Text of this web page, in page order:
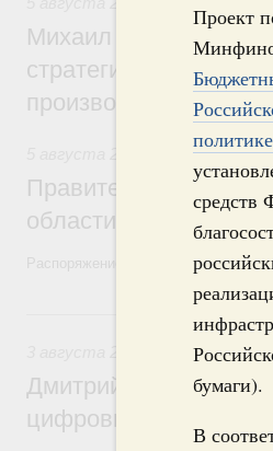
Проект
средств
бумаги).
В
Михаил Мишустин
стратегической
производительности
Правительство
области в рамках
Распоряжение от 3 августа 2026
Дмитрий Григоренко
цифровых платформ